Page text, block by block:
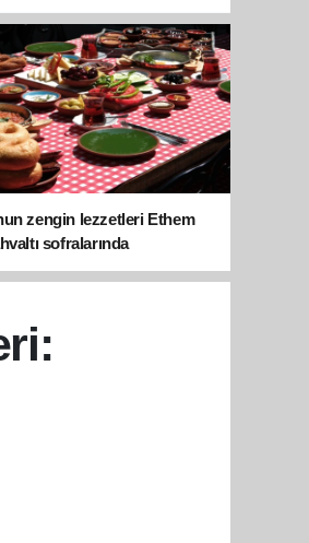
zengin lezzetleri Ethem
sofralarında